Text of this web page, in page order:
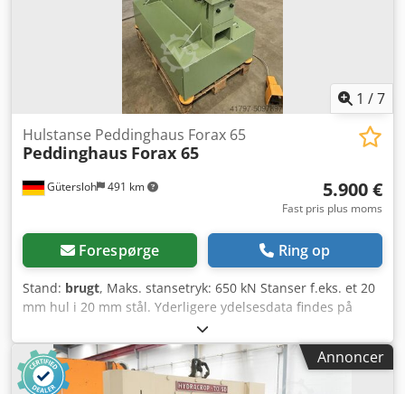
1 /7
Gütersloh 491 km
Hulstanse Peddinghaus Forax 65
Peddinghaus Forax 65
5.900 €
Fast pris plus moms
Forespørge Ring op
Stand: brugt, Maks. stansetryk: 650 kN Stanser f.eks. et 20
mm hul i 20 mm stål. Yderligere ydelsesdata findes på
typeskiltet eller fås efter anmodning. Inklusive sortiment af
stempler og matricer. Meget god stand. Dcodpfxjf Nwqle
Ah Djk
Annoncer